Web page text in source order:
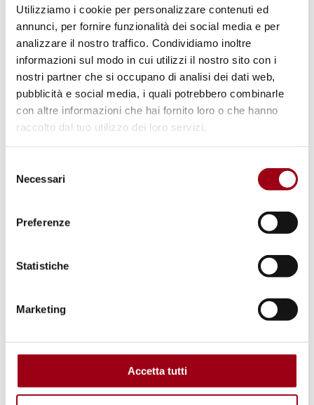
Utilizziamo i cookie per personalizzare contenuti ed
annunci, per fornire funzionalità dei social media e per
analizzare il nostro traffico. Condividiamo inoltre
informazioni sul modo in cui utilizzi il nostro sito con i
nostri partner che si occupano di analisi dei dati web,
pubblicità e social media, i quali potrebbero combinarle
con altre informazioni che hai fornito loro o che hanno
raccolto dal tuo utilizzo dei loro servizi.
delNecessari
Preferenze
Statistiche
Marketing
Accetta tutti
09.11.2021
CONFERENZA INTERNAZIONALE
Conferenza Internazionale “Data-
driven human rights research”,
Università di Padova, 9-10
novembre 2020